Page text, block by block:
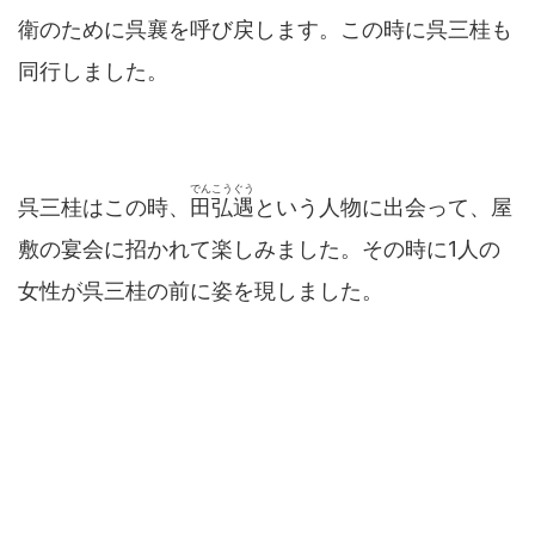
衛のために呉襄を呼び戻します。この時に呉三桂も
同行しました。
呉三桂はこの時、 田弘遇
でんこうぐう
という人物に出会って、屋
敷の宴会に招かれて楽しみました。その時に1人の
女性が呉三桂の前に姿を現しました。